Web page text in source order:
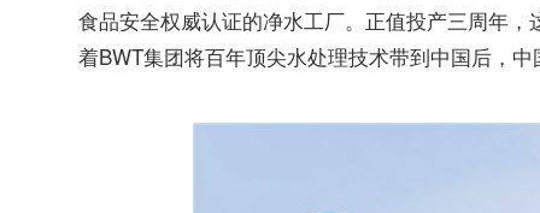
食品安全权威认证的净水工厂。正值投产三周年
着BWT集团将百年顶尖水处理技术带到中国后，